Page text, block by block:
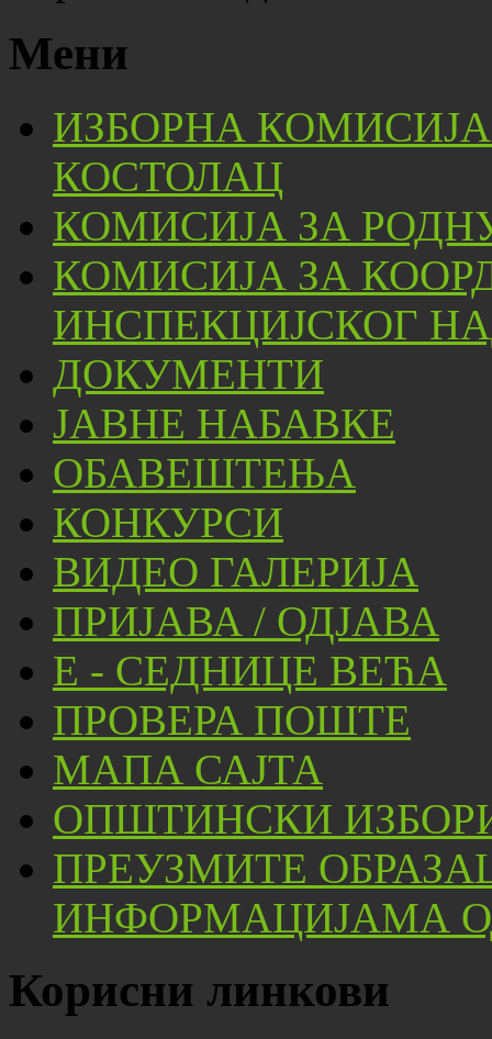
Мени
ИЗБОРНА
КОСТОЛАЦ
КОМИСИЈА ЗА
КОМИСИЈА ЗА
ИНСПЕКЦИЈСКОГ
ДОКУМЕНТИ
ЈАВНЕ НАБАВКЕ
ОБАВЕШТЕЊА
КОНКУРСИ
ВИДЕО ГАЛЕРИЈА
ПРИЈАВА / ОДЈАВА
Е - СЕДНИЦЕ ВЕЋА
ПРОВЕРА ПОШТЕ
МАПА САЈТА
ОПШТИНСКИ
ПРЕУЗМИТЕ
ИНФОРМАЦИЈАМА
Корисни линкови